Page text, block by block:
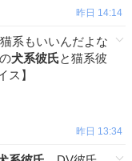
昨日 14:14
系もいいんだよな
犬系彼氏と猫系彼
ス】
昨日 13:34